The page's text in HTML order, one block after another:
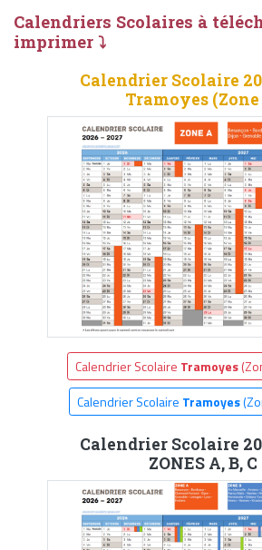
Calendriers Scolaires à
imprimer ⤵
Calendrier Scolaire
Tramoyes (Zone
Calendrier Scolaire Tramoyes
Calendrier Scolaire Tramoyes
Calendrier Scolaire
ZONES A, B, C